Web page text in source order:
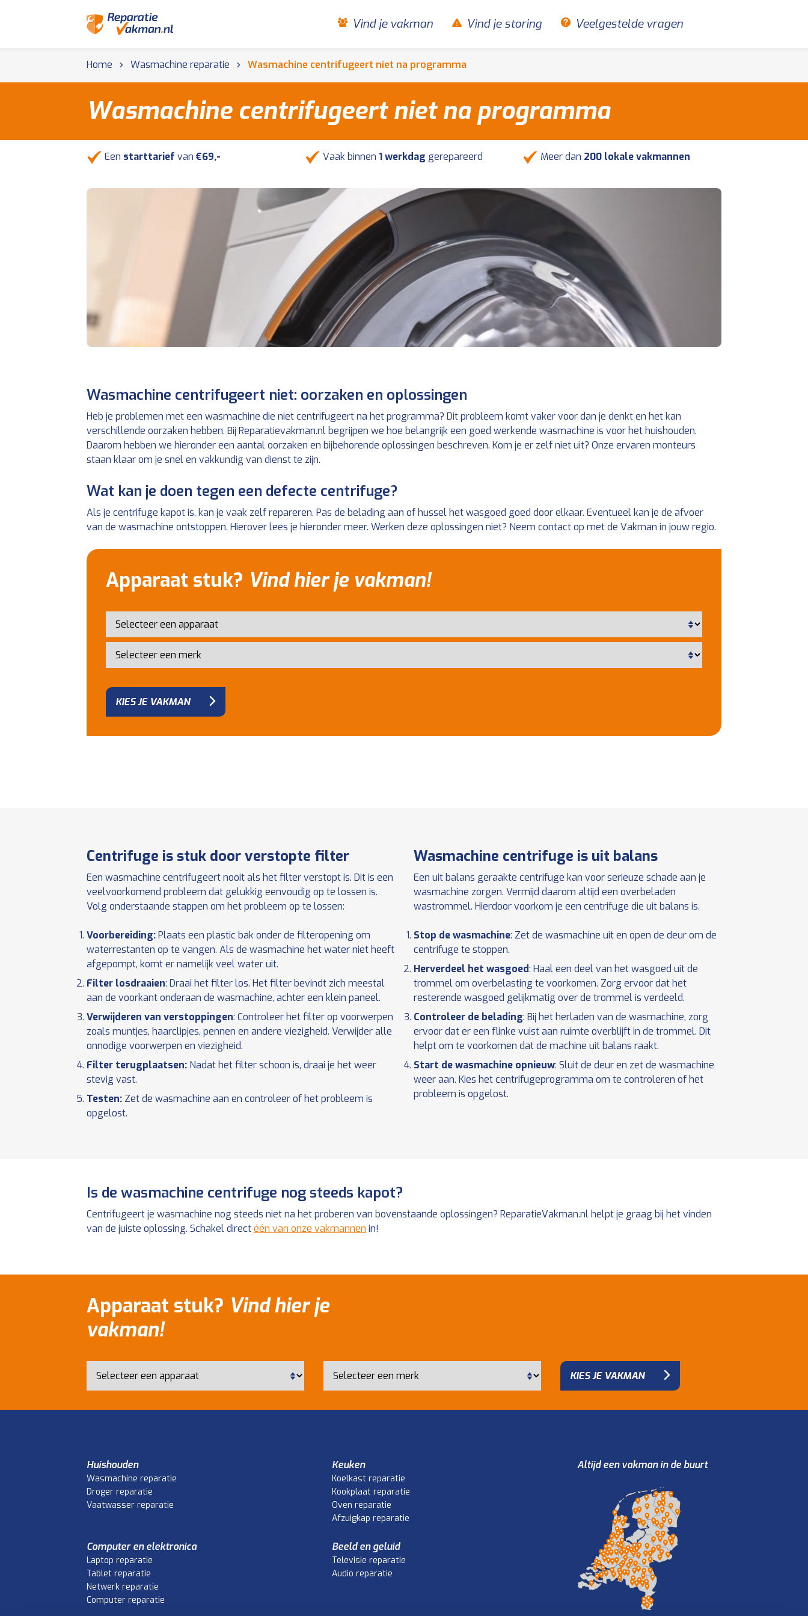
Vind je vakman Vind je storing Veelgestelde vragen
Home Wasmachine reparatie Wasmachine centrifugeert niet na programma
Wasmachine centrifugeert niet na programma
Een starttarief van €69,- Vaak binnen 1 werkdag gerepareerd Meer dan 200 lokale vakmannen
Wasmachine centrifugeert niet: oorzaken en oplossingen
Heb je problemen met een wasmachine die niet centrifugeert na het programma? Dit probleem komt vaker voor dan je denkt en het kan
verschillende oorzaken hebben. Bij Reparatievakman.nl begrijpen we hoe belangrijk een goed werkende wasmachine is voor het huishouden.
Daarom hebben we hieronder een aantal oorzaken en bijbehorende oplossingen beschreven. Kom je er zelf niet uit? Onze ervaren monteurs
staan klaar om je snel en vakkundig van dienst te zijn.
Wat kan je doen tegen een defecte centrifuge?
Als je centrifuge kapot is, kan je vaak zelf repareren. Pas de belading aan of hussel het wasgoed goed door elkaar. Eventueel kan je de afvoer
van de wasmachine ontstoppen. Hierover lees je hieronder meer. Werken deze oplossingen niet? Neem contact op met de Vakman in jouw regio.
Apparaat stuk? Vind hier je vakman!
KIES JE VAKMAN
Centrifuge is stuk door verstopte filter
Een wasmachine centrifugeert nooit als het filter verstopt is. Dit is een
veelvoorkomend probleem dat gelukkig eenvoudig op te lossen is.
Volg onderstaande stappen om het probleem op te lossen:
Voorbereiding:Plaats een plastic bak onder de filteropening om
waterrestanten op te vangen. Als de wasmachine het water niet heeft
afgepompt, komt er namelijk veel water uit.
Filter losdraaien: Draai het filter los. Het filter bevindt zich meestal
aan de voorkant onderaan de wasmachine, achter een klein paneel.
Verwijderen van verstoppingen: Controleer het filter op voorwerpen
zoals muntjes, haarclipjes, pennen en andere viezigheid. Verwijder alle
onnodige voorwerpen en viezigheid.
Filter terugplaatsen: Nadat het filter schoon is, draai je het weer
stevig vast.
Testen: Zet de wasmachine aan en controleer of het probleem is
opgelost.
Wasmachine centrifuge is uit balans
Een uit balans geraakte centrifuge kan voor serieuze schade aan je
wasmachine zorgen. Vermijd daarom altijd een overbeladen
wastrommel. Hierdoor voorkom je een centrifuge die uit balans is.
Stop de wasmachine: Zet de wasmachine uit en open de deur om de
centrifuge te stoppen.
Herverdeel het wasgoed: Haal een deel van het wasgoed uit de
trommel om overbelasting te voorkomen. Zorg ervoor dat het
resterende wasgoed gelijkmatig over de trommel is verdeeld.
Controleer de belading: Bij het herladen van de wasmachine, zorg
ervoor dat er een flinke vuist aan ruimte overblijft in de trommel. Dit
helpt om te voorkomen dat de machine uit balans raakt.
Start de wasmachine opnieuw: Sluit de deur en zet de wasmachine
weer aan. Kies het centrifugeprogramma om te controleren of het
probleem is opgelost.
Is de wasmachine centrifuge nog steeds kapot?
Centrifugeert je wasmachine nog steeds niet na het proberen van bovenstaande oplossingen? ReparatieVakman.nl helpt je graag bij het vinden
van de juiste oplossing. Schakel directéén van onze vakmannen in!
Apparaat stuk? Vind hier je
vakman!
KIES JE VAKMAN
Huishouden
Wasmachine reparatie
Droger reparatie
Vaatwasser reparatie
Keuken
Koelkast reparatie
Kookplaat reparatie
Oven reparatie
Afzuigkap reparatie
Computer en elektronica
Laptop reparatie
Tablet reparatie
Netwerk reparatie
Computer reparatie
Beeld en geluid
Televisie reparatie
Audio reparatie
Altijd een vakman in de buurt